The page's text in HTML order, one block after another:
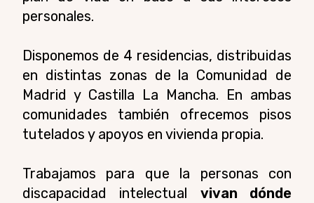
personales.
Disponemos de 4 residencias, distribuidas
en distintas zonas de la Comunidad de
Madrid y Castilla La Mancha. En ambas
comunidades también ofrecemos pisos
tutelados y apoyos en vivienda propia.
Trabajamos para que la personas con
discapacidad intelectual vivan dónde